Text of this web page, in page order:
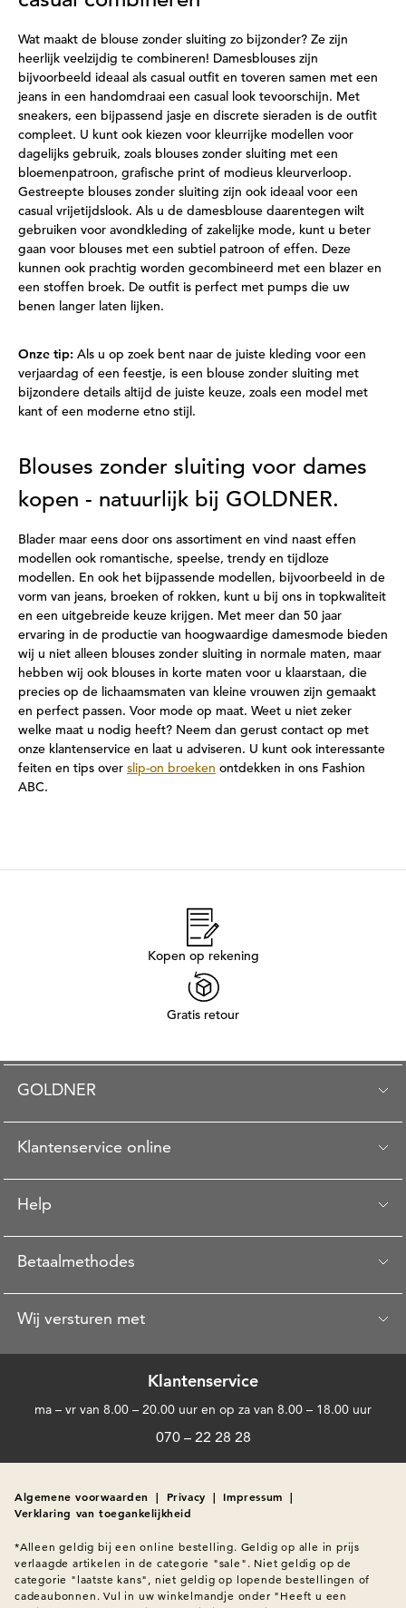
Wat maakt de blouse zonder sluiting zo bijzonder? Ze zijn
heerlijk veelzijdig te combineren! Damesblouses zijn
bijvoorbeeld ideaal als casual outfit en toveren samen met een
jeans in een handomdraai een casual look tevoorschijn. Met
sneakers, een bijpassend jasje en discrete sieraden is de outfit
compleet. U kunt ook kiezen voor kleurrijke modellen voor
dagelijks gebruik, zoals blouses zonder sluiting met een
bloemenpatroon, grafische print of modieus kleurverloop.
Gestreepte blouses zonder sluiting zijn ook ideaal voor een
casual vrijetijdslook. Als u de damesblouse daarentegen wilt
gebruiken voor avondkleding of zakelijke mode, kunt u beter
gaan voor blouses met een subtiel patroon of effen. Deze
kunnen ook prachtig worden gecombineerd met een blazer en
een stoffen broek. De outfit is perfect met pumps die uw
benen langer laten lijken.
Onze tip: Als u op zoek bent naar de juiste kleding voor een
verjaardag of een feestje, is een blouse zonder sluiting met
bijzondere details altijd de juiste keuze, zoals een model met
kant of een moderne etno stijl.
Blouses zonder sluiting voor dames
kopen - natuurlijk bij GOLDNER.
Blader maar eens door ons assortiment en vind naast effen
modellen ook romantische, speelse, trendy en tijdloze
modellen. En ook het bijpassende modellen, bijvoorbeeld in de
vorm van jeans, broeken of rokken, kunt u bij ons in topkwaliteit
en een uitgebreide keuze krijgen. Met meer dan 50 jaar
ervaring in de productie van hoogwaardige damesmode bieden
wij u niet alleen blouses zonder sluiting in normale maten, maar
hebben wij ook blouses in korte maten voor u klaarstaan, die
precies op de lichaamsmaten van kleine vrouwen zijn gemaakt
en perfect passen. Voor mode op maat. Weet u niet zeker
welke maat u nodig heeft? Neem dan gerust contact op met
onze klantenservice en laat u adviseren. U kunt ook interessante
feiten en tips over slip-on broeken ontdekken in ons Fashion
ABC.
Kopen op rekening
Gratis retour
GOLDNER
Klantenservice online
Help
Betaalmethodes
Wij versturen met
Klantenservice
ma – vr van 8.00 – 20.00 uur en op za van 8.00 – 18.00 uur
070 – 22 28 28
Algemene voorwaarden | Privacy | Impressum |
Verklaring van toegankelijkheid
*Alleen geldig bij een online bestelling. Geldig op alle in prijs
verlaagde artikelen in de categorie "sale". Niet geldig op de
categorie "laatste kans", niet geldig op lopende bestellingen of
cadeaubonnen. Vul in uw winkelmandje onder "Heeft u een